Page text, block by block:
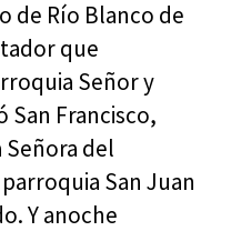
de Río Blanco de
que
Señor y
San Francisco,
Señora del
San Juan
Y anoche